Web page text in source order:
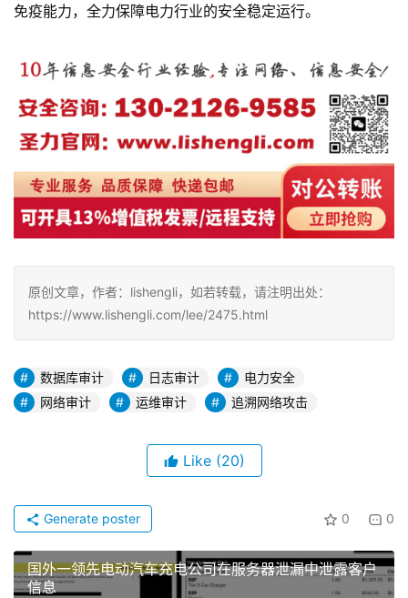
免疫能力，全力保障电力行业的安全稳定运行。
原创文章，作者：lishengli，如若转载，请注明出处：
https://www.lishengli.com/lee/2475.html
数据库审计 日志审计
电力安全
网络审计
运维审计 追溯网络攻击
Like (20)
0 0
Generate poster
国外一领先电动汽车充电公司在服务器泄漏中泄露客户
信息